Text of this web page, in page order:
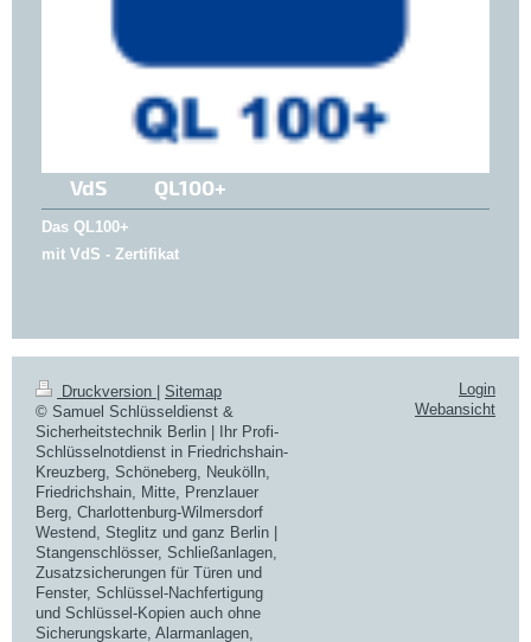
VdS QL100+
Das QL100+
mit VdS - Zertifikat
Druckversion
Sitemap
© Samuel Schlüsseldienst &
Sicherheitstechnik Berlin | Ihr Profi-
Schlüsselnotdienst in Friedrichshain-
Kreuzberg, Schöneberg, Neukölln,
Friedrichshain, Mitte, Prenzlauer
Berg, Charlottenburg-Wilmersdorf
Westend, Steglitz und ganz Berlin |
Stangenschlösser, Schließanlagen,
Zusatzsicherungen für Türen und
Fenster, Schlüssel-Nachfertigung
und Schlüssel-Kopien auch ohne
Sicherungskarte, Alarmanlagen,
Login
Webansicht